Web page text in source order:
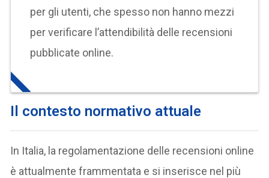
per gli utenti, che spesso non hanno mezzi
per verificare l’attendibilità delle recensioni
pubblicate online.
Il contesto normativo attuale
In Italia, la regolamentazione delle recensioni online
è attualmente frammentata e si inserisce nel più